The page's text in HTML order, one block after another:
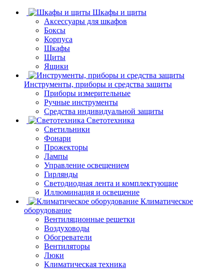
Шкафы и щиты
Аксессуары для шкафов
Боксы
Корпуса
Шкафы
Щиты
Ящики
Инструменты, приборы и средства защиты
Приборы измерительные
Ручные инструменты
Средства индивидуальной защиты
Светотехника
Светильники
Фонари
Прожекторы
Лампы
Управление освещением
Гирлянды
Светодиодная лента и комплектующие
Иллюминация и освещение
Климатическое
оборудование
Вентиляционные решетки
Воздуховоды
Обогреватели
Вентиляторы
Люки
Климатическая техника